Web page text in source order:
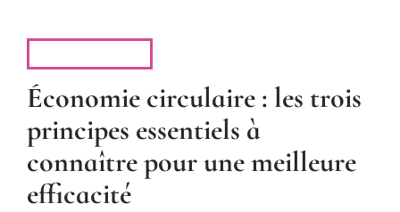
Économie circulaire : les trois
principes essentiels à
connaître pour une meilleure
efficacité